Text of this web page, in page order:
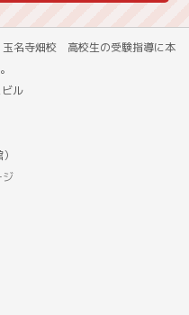
玉名寺畑校 高校生の受験指導に本
ル
ジ